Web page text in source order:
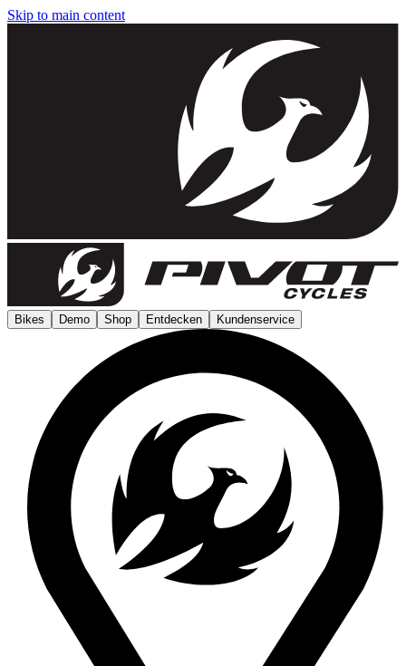
Skip to main content
Bikes Demo Shop Entdecken Kundenservice